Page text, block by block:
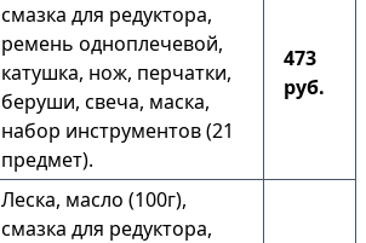
смазка для редуктора,
ремень одноплечевой,
катушка, нож, перчатки,
беруши, свеча, маска,
набор инструментов (21
предмет).
473
руб.
Леска, масло (100г),
смазка для редуктора,